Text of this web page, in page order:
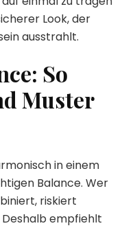
Look, der
ausstrahlt.
So
Muster
in einem
Balance. Wer
riskiert
empfiehlt